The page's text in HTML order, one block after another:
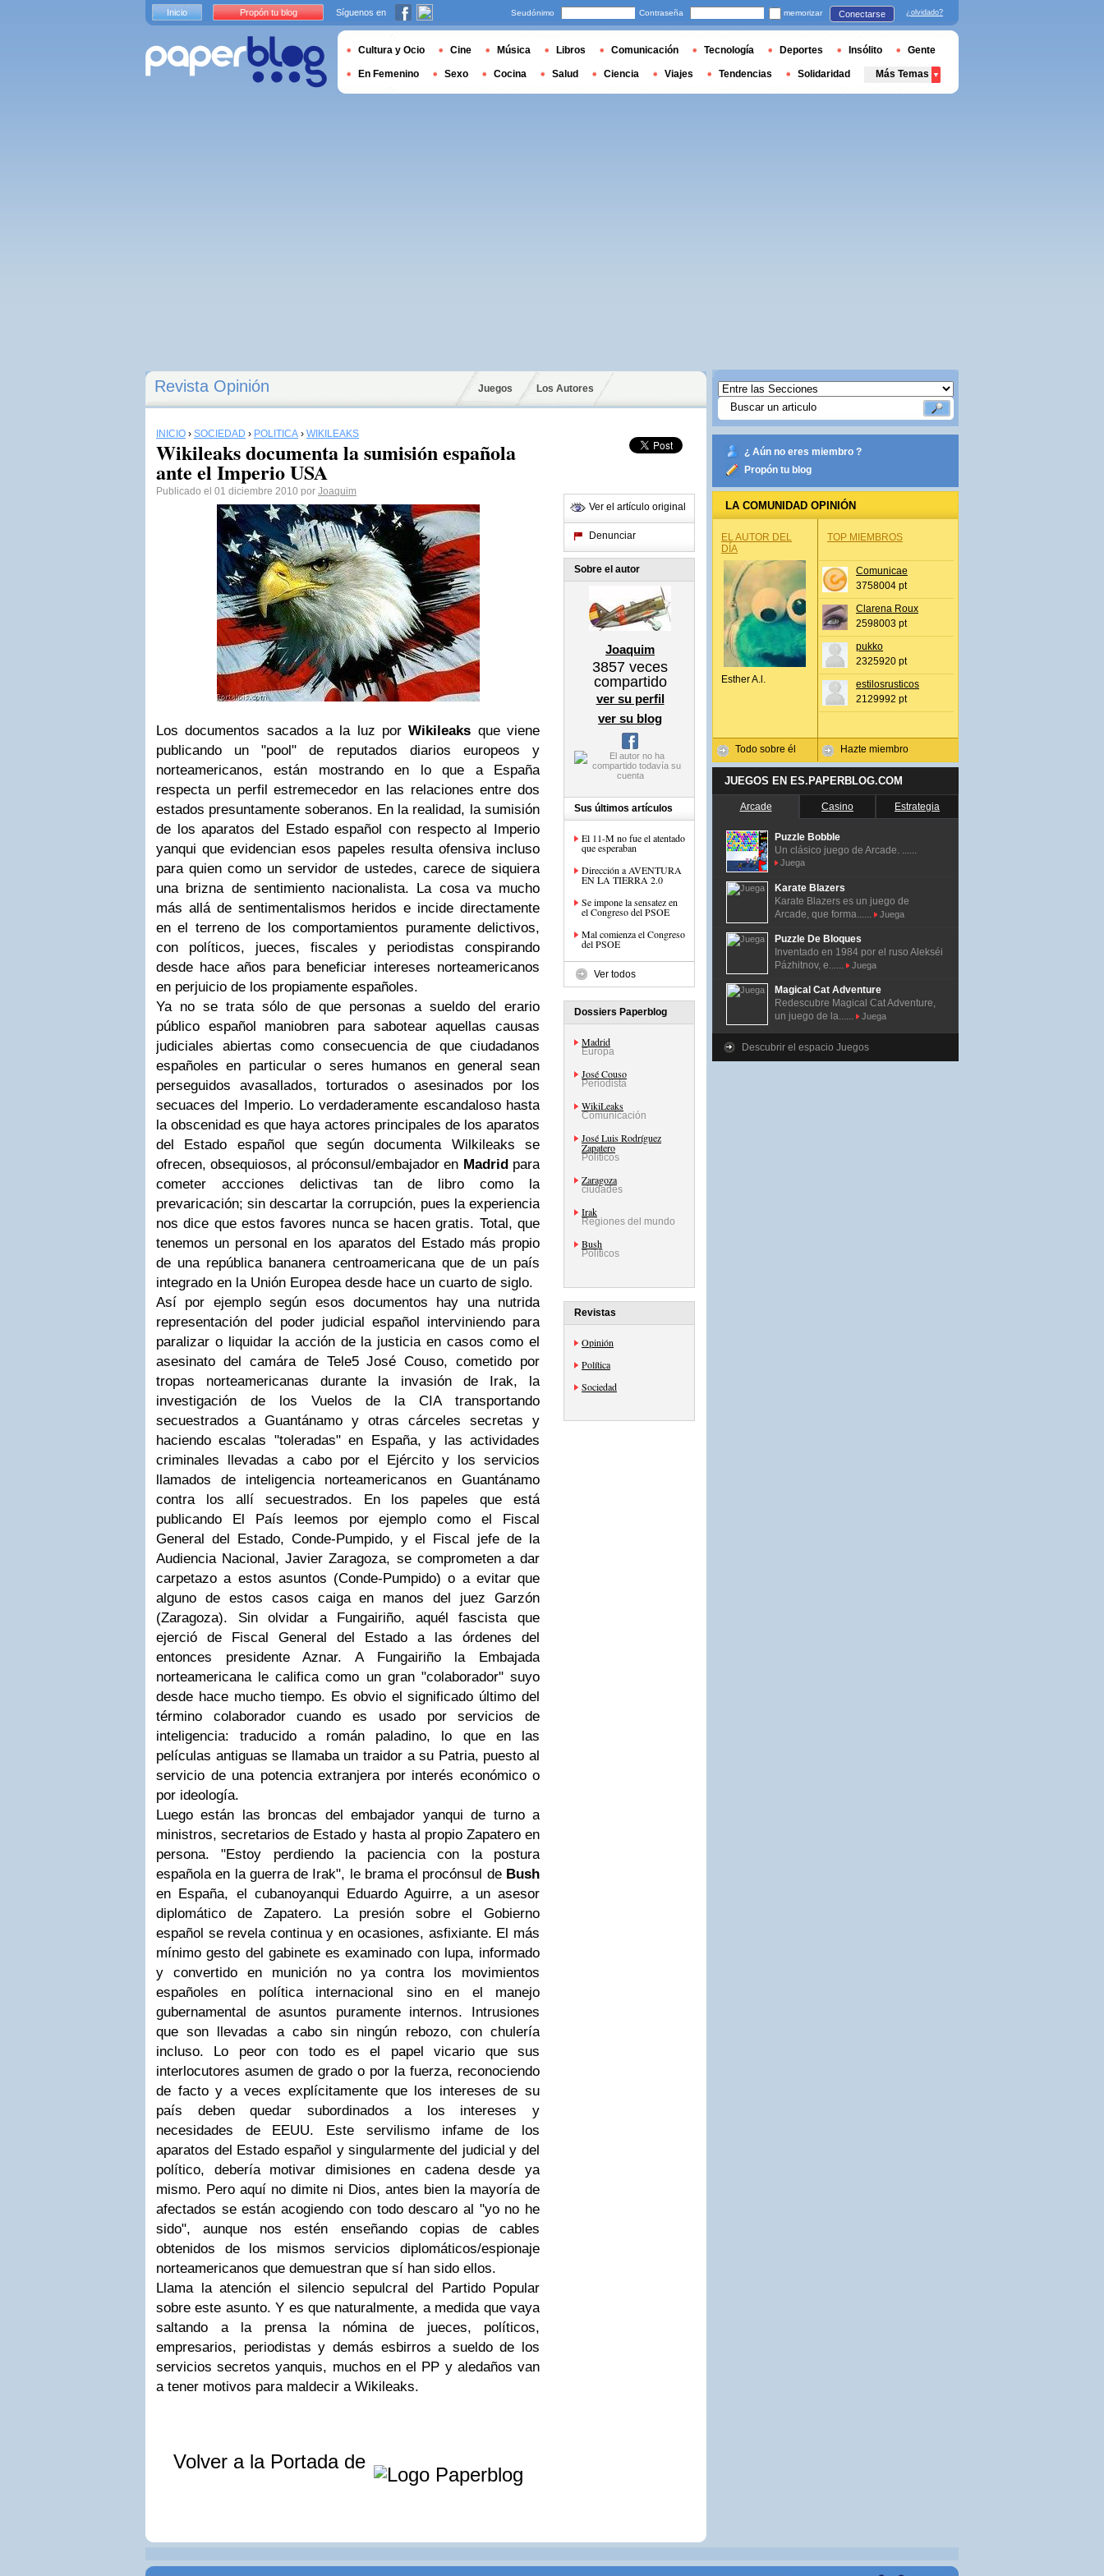
Revista Opinión Juegos Los Autores
INICIO › SOCIEDAD › POLÍTICA › WIKILEAKS
Wikileaks documenta la sumisión española
ante el Imperio USA
Publicado el 01 diciembre 2010 por Joaquim
Los documentos sacados a la luz porWikileaks que viene
publicando un "pool" de reputados diarios europeos y
norteamericanos, están mostrando en lo que a España
respecta un perfil estremecedor en las relaciones entre dos
estados presuntamente soberanos. En la realidad, la sumisión
de los aparatos del Estado español con respecto al Imperio
yanqui que evidencian esos papeles resulta ofensiva incluso
para quien como un servidor de ustedes, carece de siquiera
una brizna de sentimiento nacionalista. La cosa va mucho
más allá de sentimentalismos heridos e incide directamente
en el terreno de los comportamientos puramente delictivos,
con políticos, jueces, fiscales y periodistas conspirando
desde hace años para beneficiar intereses norteamericanos
en perjuicio de los propiamente españoles.
Ya no se trata sólo de que personas a sueldo del erario
público español maniobren para sabotear aquellas causas
judiciales abiertas como consecuencia de que ciudadanos
españoles en particular o seres humanos en general sean
perseguidos avasallados, torturados o asesinados por los
secuaces del Imperio. Lo verdaderamente escandaloso hasta
la obscenidad es que haya actores principales de los aparatos
del Estado español que según documenta Wilkileaks se
ofrecen, obsequiosos, al próconsul/embajador en Madridpara
cometer accciones delictivas tan de libro como la
prevaricación; sin descartar la corrupción, pues la experiencia
nos dice que estos favores nunca se hacen gratis. Total, que
tenemos un personal en los aparatos del Estado más propio
de una república bananera centroamericana que de un país
integrado en la Unión Europea desde hace un cuarto de siglo.
Así por ejemplo según esos documentos hay una nutrida
representación del poder judicial español interviniendo para
paralizar o liquidar la acción de la justicia en casos como el
asesinato del camára de Tele5 José Couso, cometido por
tropas norteamericanas durante la invasión de Irak, la
investigación de los Vuelos de la CIA transportando
secuestrados a Guantánamo y otras cárceles secretas y
haciendo escalas "toleradas" en España, y las actividades
criminales llevadas a cabo por el Ejército y los servicios
llamados de inteligencia norteamericanos en Guantánamo
contra los allí secuestrados. En los papeles que está
publicando El País leemos por ejemplo como el Fiscal
General del Estado, Conde-Pumpido, y el Fiscal jefe de la
Audiencia Nacional, Javier Zaragoza, se comprometen a dar
carpetazo a estos asuntos (Conde-Pumpido) o a evitar que
alguno de estos casos caiga en manos del juez Garzón
(Zaragoza). Sin olvidar a Fungairiño, aquél fascista que
ejerció de Fiscal General del Estado a las órdenes del
entonces presidente Aznar. A Fungairiño la Embajada
norteamericana le califica como un gran "colaborador" suyo
desde hace mucho tiempo. Es obvio el significado último del
término colaborador cuando es usado por servicios de
inteligencia: traducido a román paladino, lo que en las
películas antiguas se llamaba un traidor a su Patria, puesto al
servicio de una potencia extranjera por interés económico o
por ideología.
Luego están las broncas del embajador yanqui de turno a
ministros, secretarios de Estado y hasta al propio Zapatero en
persona. "Estoy perdiendo la paciencia con la postura
española en la guerra de Irak", le brama el procónsul de Bush
en España, el cubanoyanqui Eduardo Aguirre, a un asesor
diplomático de Zapatero. La presión sobre el Gobierno
español se revela continua y en ocasiones, asfixiante. El más
mínimo gesto del gabinete es examinado con lupa, informado
y convertido en munición no ya contra los movimientos
españoles en política internacional sino en el manejo
gubernamental de asuntos puramente internos. Intrusiones
que son llevadas a cabo sin ningún rebozo, con chulería
incluso. Lo peor con todo es el papel vicario que sus
interlocutores asumen de grado o por la fuerza, reconociendo
de facto y a veces explícitamente que los intereses de su
país deben quedar subordinados a los intereses y
necesidades de EEUU. Este servilismo infame de los
aparatos del Estado español y singularmente del judicial y del
político, debería motivar dimisiones en cadena desde ya
mismo. Pero aquí no dimite ni Dios, antes bien la mayoría de
afectados se están acogiendo con todo descaro al "yo no he
sido", aunque nos estén enseñando copias de cables
obtenidos de los mismos servicios diplomáticos/espionaje
norteamericanos que demuestran que sí han sido ellos.
Llama la atención el silencio sepulcral del Partido Popular
sobre este asunto. Y es que naturalmente, a medida que vaya
saltando a la prensa la nómina de jueces, políticos,
empresarios, periodistas y demás esbirros a sueldo de los
servicios secretos yanquis, muchos en el PP y aledaños van
a tener motivos para maldecir a Wikileaks.
Volver a la Portada de
Ver el artículo original
Denunciar
Sobre el autor
Joaquim
3857 veces
compartido
ver su perfil
ver su blog
Sus últimos artículos
El 11-M no fue el atentado
que esperaban
Dirección a AVENTURA
EN LA TIERRA 2.0
Se impone la sensatez en
el Congreso del PSOE
Mal comienza el Congreso
del PSOE
Ver todos
Dossiers Paperblog
Madrid
Europa
José Couso
Periodista
WikiLeaks
Comunicación
José Luis Rodríguez
Zapatero
Políticos
Zaragoza
ciudades
Irak
Regiones del mundo
Bush
Políticos
Revistas
Opinión
Política
Sociedad
¿ Aún no eres miembro ?
Propón tu blog
LA COMUNIDAD OPINIÓN
EL AUTOR DEL
DÍA
Esther A.l.
Todo sobre él
TOP MIEMBROS
Comunicae
3758004 pt
Clarena Roux
2598003 pt
pukko
2325920 pt
estilosrusticos
2129992 pt
Hazte miembro
JUEGOS EN ES.PAPERBLOG.COM
Arcade Casino Estrategia
Puzzle Bobble
Un clásico juego de Arcade. ......
Juega
Karate Blazers
Karate Blazers es un juego de
Arcade, que forma......
Juega
Puzzle De Bloques
Inventado en 1984 por el ruso Alekséi
Pázhitnov, e......
Juega
Magical Cat Adventure
Redescubre Magical Cat Adventure,
un juego de la......
Juega
Descubrir el espacio Juegos
Inicio Propón tu blog Síguenos en Seudónimo Contraseña memorizar Conectarse ¿olvidado?
Cultura y Ocio Cine Música Libros Comunicación Tecnología Deportes Insólito Gente
En Femenino Sexo Cocina Salud Ciencia Viajes Tendencias Solidaridad Más Temas